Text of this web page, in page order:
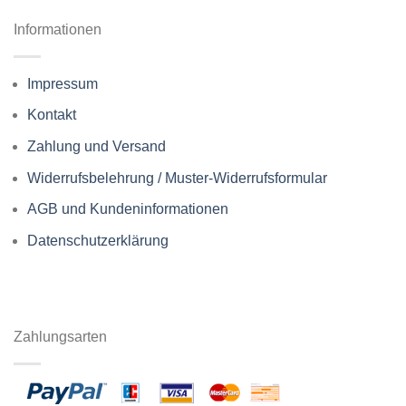
Informationen
Impressum
Kontakt
Zahlung und Versand
Widerrufsbelehrung / Muster-Widerrufsformular
AGB und Kundeninformationen
Datenschutzerklärung
Zahlungsarten